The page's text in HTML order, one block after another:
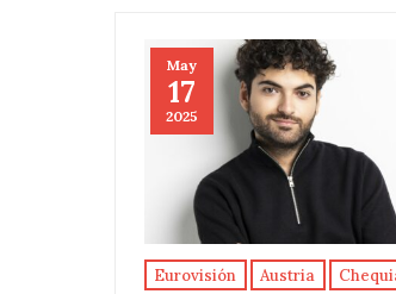
May
17
2025
Eurovisión Austria